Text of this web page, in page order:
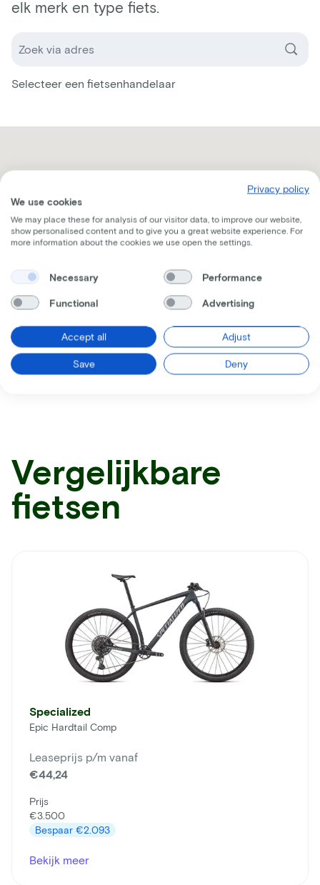
elk merk en type fiets.
Selecteer een fietsenhandelaar
Ontvang alle nodige informatie per mail
Vergelijkbare
fietsen
Specialized
Epic Hardtail Comp
Leaseprijs p/m vanaf
€44,24
Prijs
€3.500
Bespaar €2.093
Bekijk meer
Privacy policy
We use cookies
We may place these for analysis of our visitor data, to improve our website,
show personalised content and to give you a great website experience. For
more information about the cookies we use open the settings.
Necessary Performance
Functional Advertising
Accept all Adjust
Save Deny